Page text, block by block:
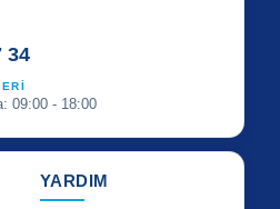
34
09:00 - 18:00
YARDIM